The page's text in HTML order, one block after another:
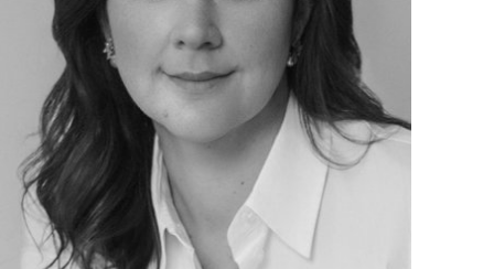
استضافة الفعاليات
سهولة الوصول والحركة